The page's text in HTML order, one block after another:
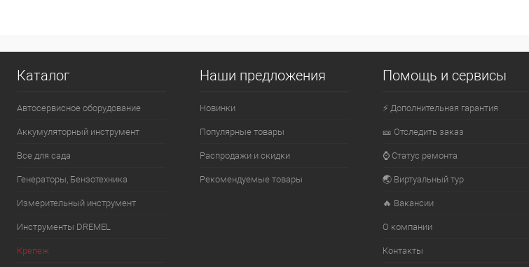
В избранное
В избранное
Недоступно
В избранное
Недоступно
Каталог
Автосервисное оборудование
Аккумуляторный инструмент
Все для сада
Генераторы, Бензотехника
Измерительный инструмент
Инструменты DREMEL
Крепеж
Наши предложения
Новинки
Популярные товары
Распродажи и скидки
Рекомендуемые товары
Помощь и сервисы
⚡ Дополнительная гарантия
🎫 Отследить заказ
⌚ Статус ремонта
🌏 Виртуальный тур
🔥 Вакансии
О компании
Контакты